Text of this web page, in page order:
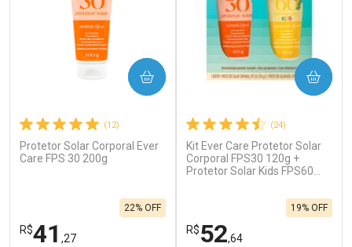
(12)
Protetor Solar Corporal Ever
Care FPS 30 200g
R$41 ,27
22% OFF
COMPRAR
(24)
Kit Ever Care Protetor Solar
Corporal FPS30 120g +
Protetor Solar Kids FPS60
R$52,64
19% OFF
COMPRAR